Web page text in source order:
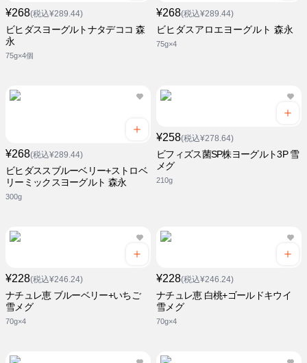
¥268(税込¥289.44)
ビヒダスヨーグルトナタデココ 森
永
75g×4個
¥268(税込¥289.44)
ビヒダスアロエヨーグルト 森永
75g×4
¥268(税込¥289.44)
ビヒダススブルーベリー+ストロベ
リーミックスヨーグルト 森永
300g
¥258(税込¥278.64)
ビフィズス菌SP株ヨーグルト3P 雪
メグ
210g
¥228(税込¥246.24)
ナチュレ恵 ブルーベリー+いちご
雪メグ
70g×4
¥228(税込¥246.24)
ナチュレ恵 白桃+ゴールドキウイ
雪メグ
70g×4